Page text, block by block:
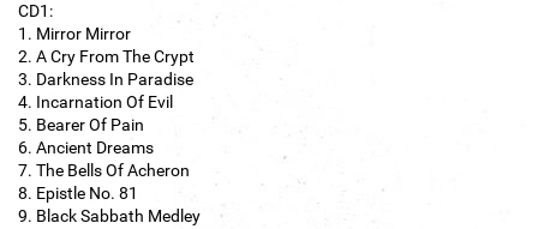
CD1:
1. Mirror Mirror
2. A Cry From The Crypt
3. Darkness In Paradise
4. Incarnation Of Evil
5. Bearer Of Pain
6. Ancient Dreams
7. The Bells Of Acheron
8. Epistle No. 81
9. Black Sabbath Medley